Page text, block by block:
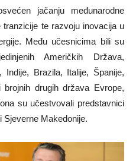
jačanju međunarodne
te razvoju inovacija u
Među učesnicima bili su
Američkih Država,
Indije, Brazila, Italije, Španije,
drugih država Evrope,
su učestvovali predstavnici
Sjeverne Makedonije.